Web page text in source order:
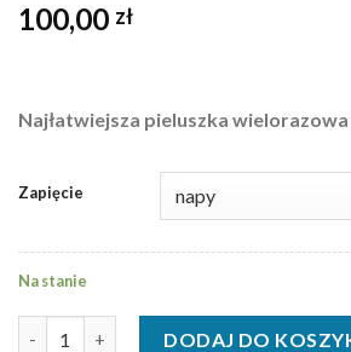
100,00 zł
Najłatwiejsza pieluszka wielorazowa
Zapięcie
Na stanie
DODAJ DO